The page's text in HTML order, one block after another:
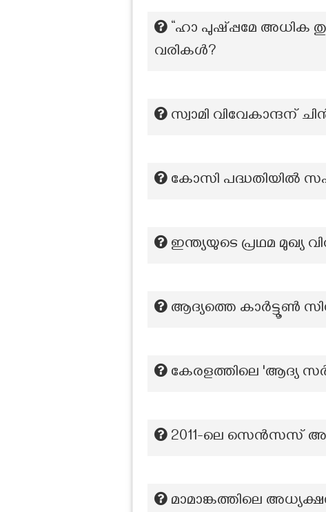
“ഹാ പുഷ്പ്പമേ അധിക
വരികൾ?
സ്വാമി വിവേകാന്ദന്
കോസി പദ്ധതിയിൽ
ഇന്ത്യയുടെ പ്രഥമ മുഖ്യ
ആദ്യത്തെ കാര്‍ട്ടൂണ്‍
കേരളത്തിലെ 'ആദ്യ
2011-ലെ സെന്‍സസ്
മാമാങ്കത്തിലെ